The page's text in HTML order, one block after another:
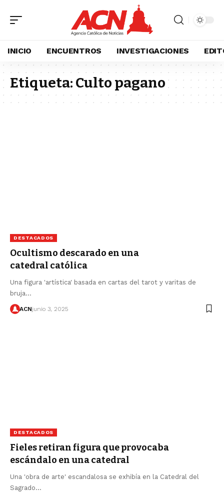
INICIO ENCUENTROS INVESTIGACIONES
Etiqueta: Culto pagano
DESTACADOS
Ocultismo descarado en una
catedral católica
Una figura 'artística' basada en cartas del tarot y varitas de
bruja…
ACNjunio 3, 2025
DESTACADOS
Fieles retiran figura que provocaba
escándalo en una catedral
Una 'obra de arte' escandalosa se exhibía en la Catedral del
Sagrado…